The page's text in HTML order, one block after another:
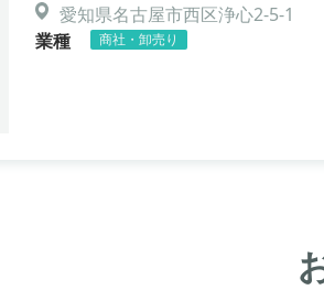
愛知県名古屋市西区浄心2-5-1
業種
商社・卸売り